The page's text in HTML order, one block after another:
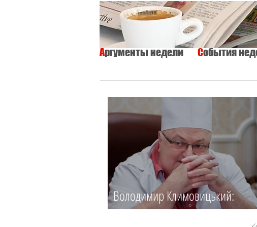
Аргументы неделиСобытия
Володимир Климовицький:
Зберегти, щоб повернутися